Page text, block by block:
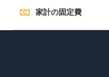
家計の固定費